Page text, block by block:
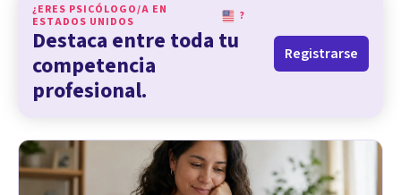
¿ERES PSICÓLOGO/A EN
ESTADOS UNIDOS
?
Destaca entre toda tu
competencia
profesional.
Registrarse